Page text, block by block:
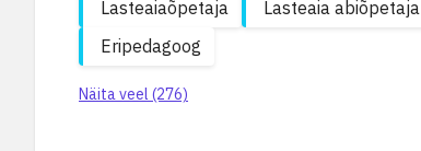
Lasteaiaõpetaja Lasteaia abiõpetaja
Eripedagoog
Näita veel (276)